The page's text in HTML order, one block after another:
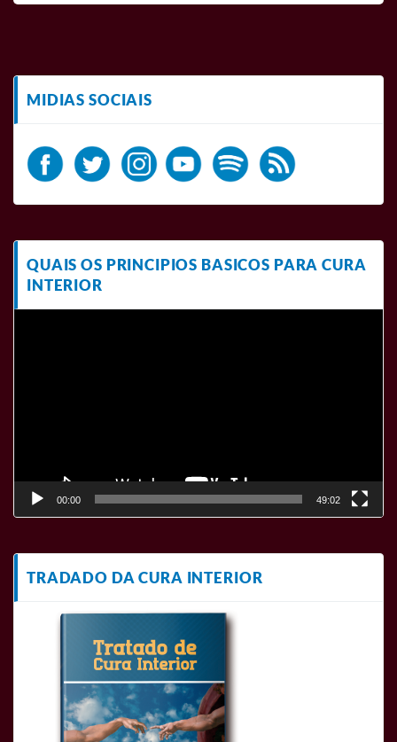
MIDIAS SOCIAIS
QUAIS OS PRINCIPIOS BASICOS PARA CURA
INTERIOR
00:00 49:02
TRADADO DA CURA INTERIOR